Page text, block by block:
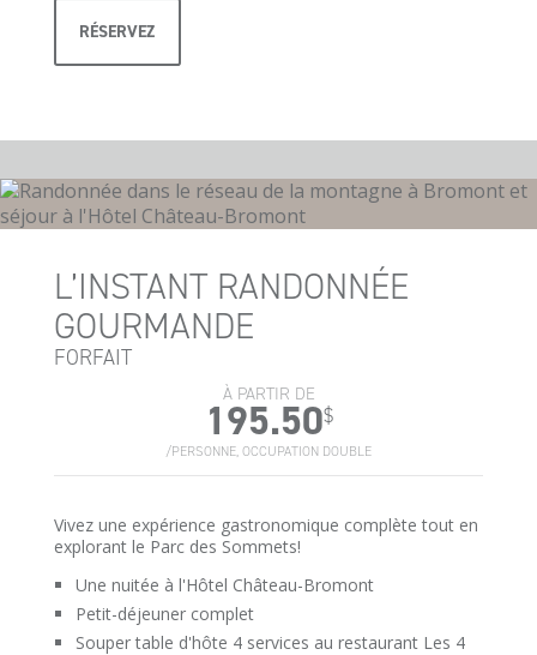
RÉSERVEZ
L’INSTANT RANDONNÉE
GOURMANDE
FORFAIT
À PARTIR DE
195.50$
/PERSONNE, OCCUPATION DOUBLE
Vivez une expérience gastronomique complète tout en
explorant le Parc des Sommets!
Une nuitée à l'Hôtel Château-Bromont
Petit-déjeuner complet
Souper table d'hôte 4 services au restaurant Les 4